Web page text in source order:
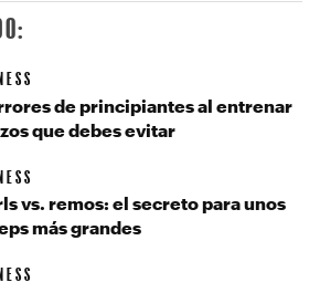
de principiantes al entrenar
que debes evitar
vs. remos: el secreto para unos
más grandes